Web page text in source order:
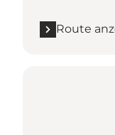
Route